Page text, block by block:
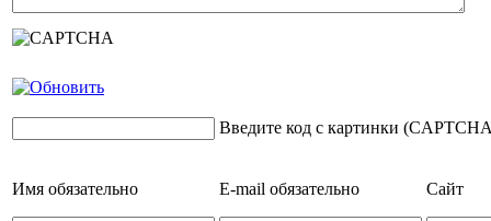
Введите код с картинки
Имя обязательно E-mail обязательно Сайт